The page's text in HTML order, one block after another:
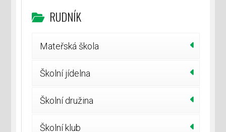
RUDNÍK
Mateřská škola
Školní jídelna
Školní družina
Školní klub